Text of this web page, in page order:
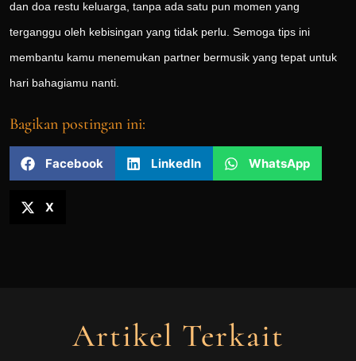
dan doa restu keluarga, tanpa ada satu pun momen yang
terganggu oleh kebisingan yang tidak perlu. Semoga tips ini
membantu kamu menemukan partner bermusik yang tepat untuk
hari bahagiamu nanti.
Bagikan postingan ini:
Facebook LinkedIn WhatsApp
X
Artikel Terkait